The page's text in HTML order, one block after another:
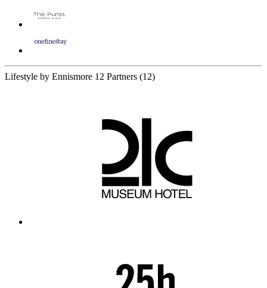
Lifestyle by Ennismore 12 Partners (12)